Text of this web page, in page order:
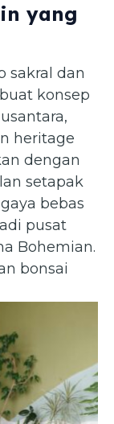
yang
sakral dan
konsep
heritage
dengan
setapak
bebas
pusat
Bohemian.
bonsai